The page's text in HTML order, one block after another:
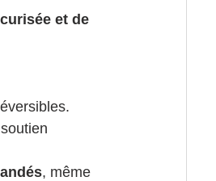
et de
, même